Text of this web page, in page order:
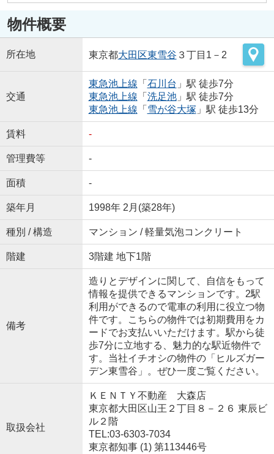
物件概要
所在地 東京都大田区東雪谷 ３丁目1－2
交通
東急池上線 「 石川台 」駅 徒歩7分
東急池上線 「 洗足池」駅 徒歩7分
東急池上線 「 雪が谷大塚 」駅 徒歩13分
賃料 -
管理費等 -
面積 -
築年月 1998年 2月(築28年)
種別 / 構造 マンション / 軽量気泡コンクリート
階建 3階建 地下1階
備考
造りとデザインに関して、自信をもって
情報を提供できるマンションです。2駅
利用ができるので電車の利用に役立つ物
件です。こちらの物件では初期費用をカ
ードでお支払いいただけます。駅から徒
歩7分に立地する、魅力的な駅近物件で
す。当社イチオシの物件の「ヒルズガー
デン東雪谷」。ぜひ一度ご覧ください。
取扱会社
ＫＥＮＴＹ不動産 大森店
東京都大田区山王２丁目８－２６ 東辰ビ
ル２階
TEL:03-6303-7034
東京都知事 (1) 第113446号